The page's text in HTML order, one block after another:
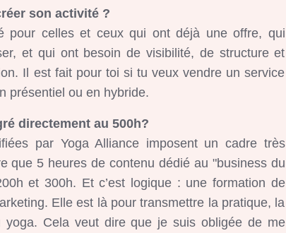
son activité ?
pour celles et ceux qui ont déjà une offre, qui
et qui ont besoin de visibilité, de structure et
Il est fait pour toi si tu veux vendre un service
présentiel ou en hybride.
directement au 500h?
par Yoga Alliance imposent un cadre très
que 5 heures de contenu dédié au "business du
et 300h. Et c’est logique : une formation de
Elle est là pour transmettre la pratique, la
yoga. Cela veut dire que je suis obligée de me